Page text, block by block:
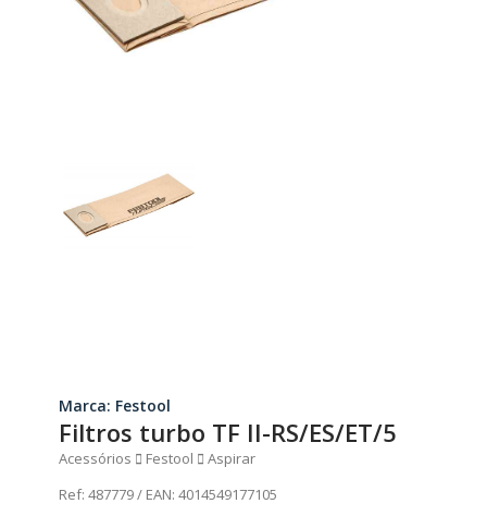
Marca: Festool
Filtros turbo TF II-RS/ES/ET/5
Acessórios Festool
Aspirar
Ref: 487779 / EAN: 4014549177105